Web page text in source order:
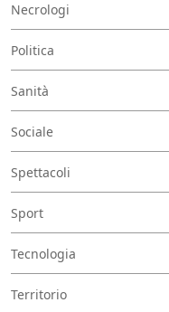
Necrologi
Politica
Sanità
Sociale
Spettacoli
Sport
Tecnologia
Territorio